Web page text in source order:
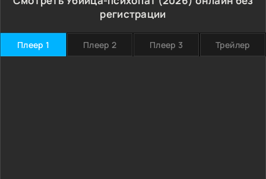
регистрации
Плеер 1 Плеер 2 Плеер 3 Трейлер